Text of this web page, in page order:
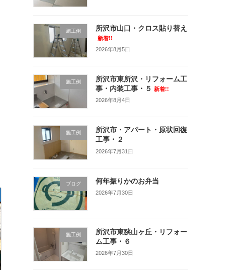
施工例 所沢市山口・クロス貼り替え
新着!!
2026年8月5日
施工例
所沢市東所沢・リフォーム工
事・内装工事・５
新着!!
2026年8月4日
施工例
所沢市・アパート・原状回復
工事・２
2026年7月31日
ブログ 何年振りかのお弁当
2026年7月30日
施工例
所沢市東狭山ヶ丘・リフォー
ム工事・６
2026年7月30日